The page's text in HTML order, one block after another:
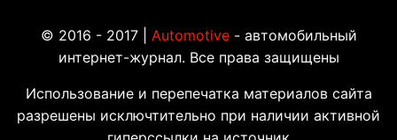
© 2016 - 2017 | Automotive- автомобильный
интернет-журнал. Все права защищены
Использование и перепечатка материалов сайта
разрешены исключтительно при наличии активной